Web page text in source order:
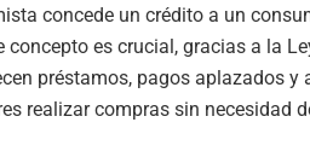
concede un crédito a un
concepto es crucial, gracias a la
préstamos, pagos aplazados y
realizar compras sin necesidad